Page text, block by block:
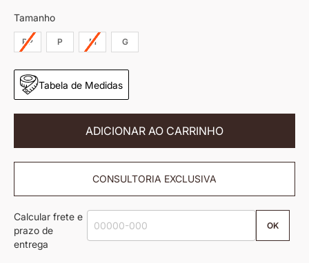
Tamanho
PP P M G
Tabela de Medidas
ADICIONAR AO CARRINHO
CONSULTORIA EXCLUSIVA
Calcular frete e
prazo de
entrega
OK